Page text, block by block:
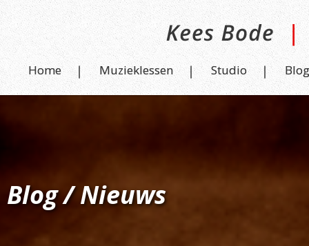
Home Muzieklessen Studio Blog
Blog / Nieuws